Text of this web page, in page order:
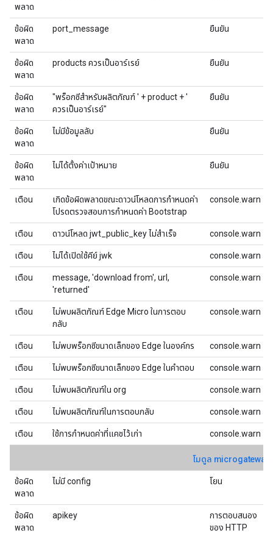
พลาด
ข้อผิด
พลาด
port_message ยืนยัน
ข้อผิด
พลาด
products ควรเป็นอาร์เรย์ ยืนยัน
ข้อผิด
พลาด
"พร็อกซีสําหรับผลิตภัณฑ์ ' + product + '
ควรเป็นอาร์เรย์"
ยืนยัน
ข้อผิด
พลาด
ไม่มีข้อมูลลับ ยืนยัน
ข้อผิด
พลาด
ไม่ได้ตั้งค่าเป้าหมาย ยืนยัน
เตือน
เกิดข้อผิดพลาดขณะดาวน์โหลดการกําหนดค่า
โปรดตรวจสอบการกําหนดค่า Bootstrap
console.warn
เตือน ดาวน์โหลด jwt_public_key ไม่สำเร็จ console.warn
เตือน ไม่ได้เปิดใช้คีย์ jwk console.warn
เตือน
message, 'download from', url,
'returned'
console.warn
เตือน
ไม่พบผลิตภัณฑ์ Edge Micro ในการตอบ
กลับ
console.warn
เตือน ไม่พบพร็อกซีขนาดเล็กของ Edge ในองค์กร console.warn
เตือน ไม่พบพร็อกซีขนาดเล็กของ Edge ในคำตอบ console.warn
เตือน ไม่พบผลิตภัณฑ์ใน org console.warn
เตือน ไม่พบผลิตภัณฑ์ในการตอบกลับ console.warn
เตือน ใช้การกําหนดค่าที่แคชไว้เก่า console.warn
โมดูล
ข้อผิด
พลาด
ไม่มี config โยน
ข้อผิด
พลาด
apikey
การตอบสนอง
ของ HTTP